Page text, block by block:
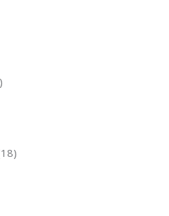
18